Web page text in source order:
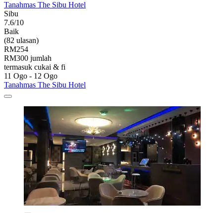
Tanahmas The Sibu Hotel
Sibu
7.6/10
Baik
(82 ulasan)
RM254
RM300 jumlah
termasuk cukai & fi
11 Ogo - 12 Ogo
Tanahmas The Sibu Hotel